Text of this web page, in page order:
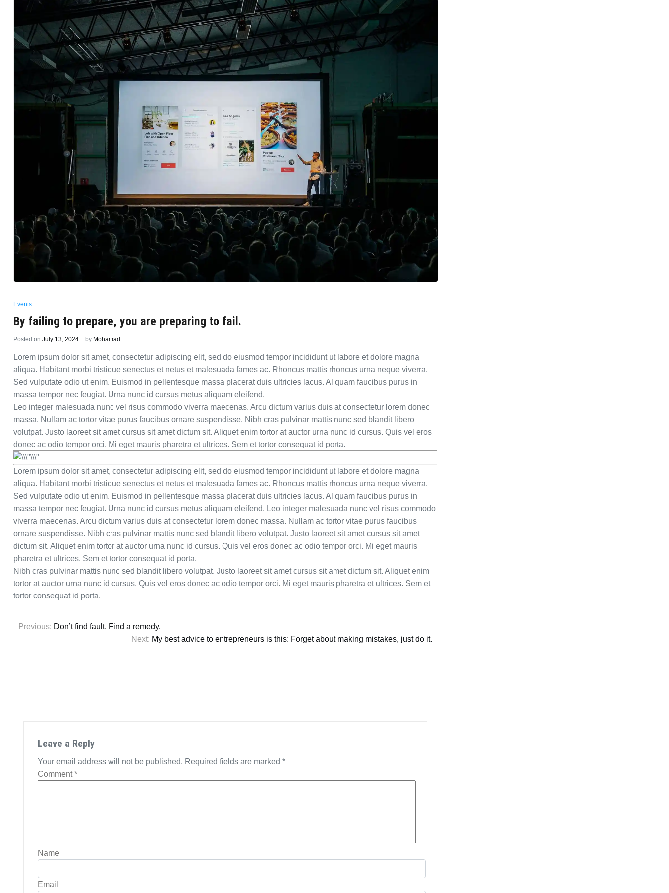
Events
By failing to prepare, you are preparing to fail.
Posted on July 13, 2024 by Mohamad
Lorem ipsum dolor sit amet, consectetur adipiscing elit, sed do eiusmod tempor incididunt ut labore et dolore magna
aliqua. Habitant morbi tristique senectus et netus et malesuada fames ac. Rhoncus mattis rhoncus urna neque viverra.
Sed vulputate odio ut enim. Euismod in pellentesque massa placerat duis ultricies lacus. Aliquam faucibus purus in
massa tempor nec feugiat. Urna nunc id cursus metus aliquam eleifend.
Leo integer malesuada nunc vel risus commodo viverra maecenas. Arcu dictum varius duis at consectetur lorem donec
massa. Nullam ac tortor vitae purus faucibus ornare suspendisse. Nibh cras pulvinar mattis nunc sed blandit libero
volutpat. Justo laoreet sit amet cursus sit amet dictum sit. Aliquet enim tortor at auctor urna nunc id cursus. Quis vel eros
donec ac odio tempor orci. Mi eget mauris pharetra et ultrices. Sem et tortor consequat id porta.
Lorem ipsum dolor sit amet, consectetur adipiscing elit, sed do eiusmod tempor incididunt ut labore et dolore magna
aliqua. Habitant morbi tristique senectus et netus et malesuada fames ac. Rhoncus mattis rhoncus urna neque viverra.
Sed vulputate odio ut enim. Euismod in pellentesque massa placerat duis ultricies lacus. Aliquam faucibus purus in
massa tempor nec feugiat. Urna nunc id cursus metus aliquam eleifend. Leo integer malesuada nunc vel risus commodo
viverra maecenas. Arcu dictum varius duis at consectetur lorem donec massa. Nullam ac tortor vitae purus faucibus
ornare suspendisse. Nibh cras pulvinar mattis nunc sed blandit libero volutpat. Justo laoreet sit amet cursus sit amet
dictum sit. Aliquet enim tortor at auctor urna nunc id cursus. Quis vel eros donec ac odio tempor orci. Mi eget mauris
pharetra et ultrices. Sem et tortor consequat id porta.
Nibh cras pulvinar mattis nunc sed blandit libero volutpat. Justo laoreet sit amet cursus sit amet dictum sit. Aliquet enim
tortor at auctor urna nunc id cursus. Quis vel eros donec ac odio tempor orci. Mi eget mauris pharetra et ultrices. Sem et
tortor consequat id porta.
Previous: Don’t find fault. Find a remedy.
Next: My best advice to entrepreneurs is this: Forget about making mistakes, just do it.
Leave a Reply
Your email address will not be published. Required fields are marked *
Comment*
Name
Email